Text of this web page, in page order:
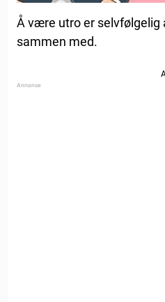
Å være utro er selvfølgelig
sammen med.